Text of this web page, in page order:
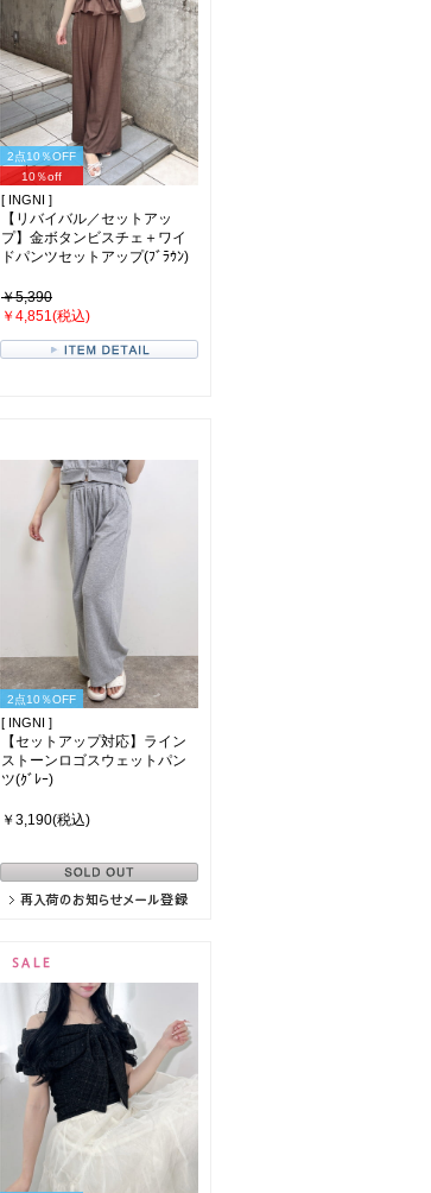
2点10％OFF
10％off
[ INGNI ]
【リバイバル／セットアッ
プ】金ボタンビスチェ＋ワイ
ドパンツセットアップ(ﾌﾞﾗｳﾝ)
￥5,390
￥4,851(税込)
2点10％OFF
[ INGNI ]
【セットアップ対応】ライン
ストーンロゴスウェットパン
ツ(ｸﾞﾚｰ)
￥3,190(税込)